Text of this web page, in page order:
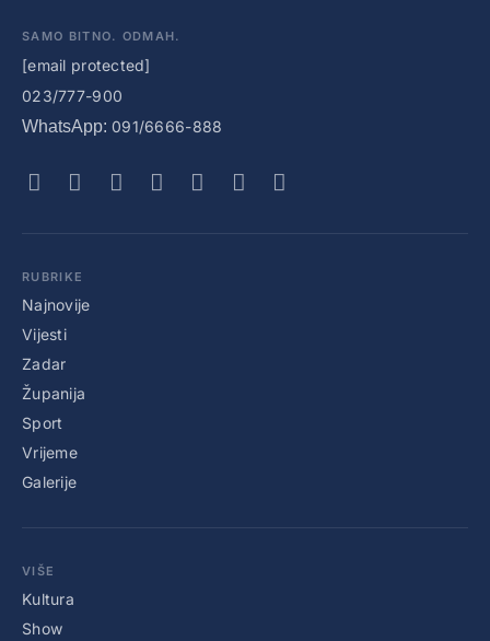
SAMO BITNO. ODMAH.
[email protected]
023/777-900
WhatsApp: 091/6666-888
RUBRIKE
Najnovije
Vijesti
Zadar
Županija
Sport
Vrijeme
Galerije
VIŠE
Kultura
Show